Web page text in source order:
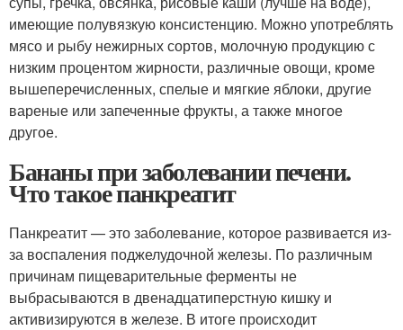
имеющие полувязкую консистенцию. Можно употреблять
мясо и рыбу нежирных сортов, молочную продукцию с
низким процентом жирности, различные овощи, кроме
вышеперечисленных, спелые и мягкие яблоки, другие
вареные или запеченные фрукты, а также многое
другое.
Бананы при заболевании печени.
Что такое панкреатит
Панкреатит — это заболевание, которое развивается из-
за воспаления поджелудочной железы. По различным
причинам пищеварительные ферменты не
выбрасываются в двенадцатиперстную кишку и
активизируются в железе. В итоге происходит